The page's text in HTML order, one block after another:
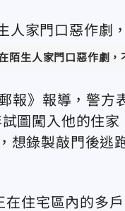
陌生人家門口惡作劇
報》報導，警
圖闖入他的住
想錄製敲門後
住宅區內的多